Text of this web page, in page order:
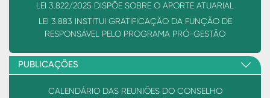
LEI 3.822/2025 DISPÕE SOBRE O APORTE ATUARIAL
LEI 3.883 INSTITUI GRATIFICAÇÃO DA FUNÇÃO DE
RESPONSÁVEL PELO PROGRAMA PRÓ-GESTÃO
PUBLICAÇÕES
CALENDÁRIO DAS REUNIÕES DO CONSELHO